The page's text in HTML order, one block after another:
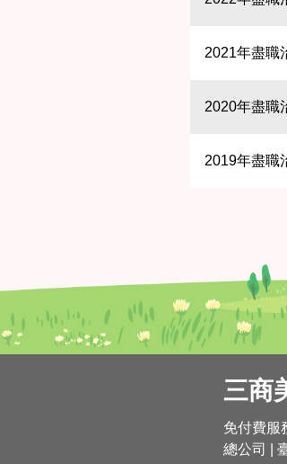
2021年盡職
2020年盡職
2019年盡職
三商
免付費服
總公司 |